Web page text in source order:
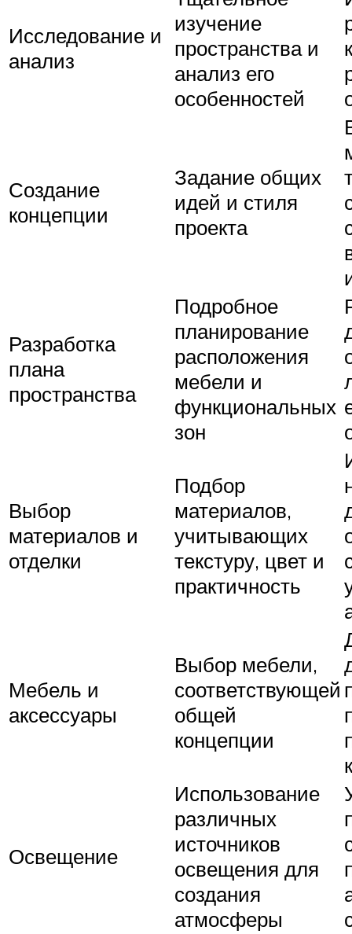
Исследование и
анализ
изучение
пространства и
анализ его
особенностей
Создание
концепции
Задание общих
идей и стиля
проекта
Разработка
плана
пространства
Подробное
планирование
расположения
мебели и
функциональных
зон
Выбор
материалов и
отделки
Подбор
материалов,
учитывающих
текстуру, цвет и
практичность
Мебель и
аксессуары
Выбор мебели,
соответствующей
общей
концепции
Освещение
Использование
различных
источников
освещения для
создания
атмосферы